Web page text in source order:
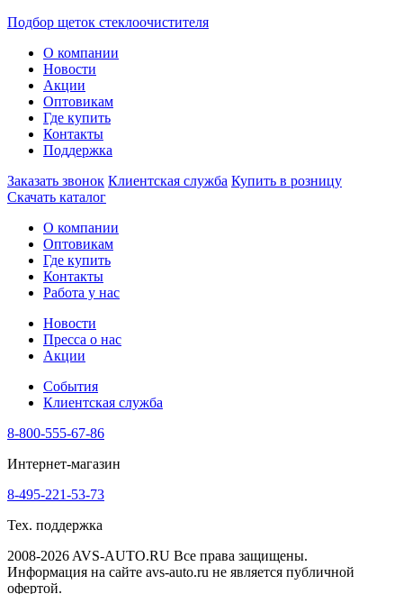
Подбор щеток стеклоочистителя
О компании
Новости
Акции
Оптовикам
Где купить
Контакты
Поддержка
Заказать звонок Клиентская служба Купить в розницу
Скачать каталог
О компании
Оптовикам
Где купить
Контакты
Работа у нас
Новости
Пресса о нас
Акции
События
Клиентская служба
8-800-555-67-86
Интернет-магазин
8-495-221-53-73
Тех. поддержка
2008-2026 AVS-AUTO.RU Все права защищены.
Информация на сайте avs-auto.ru не является публичной
офертой.